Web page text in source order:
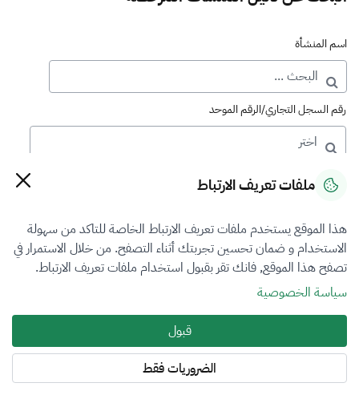
اسم المنشأة
رقم السجل التجاري/الرقم الموحد
رقم الترخيص
التصنيف
VFR5
فرع التقييم
ملفات تعريف الارتباط
هذا الموقع يستخدم ملفات تعريف الارتباط الخاصة للتاكد من سهولة
الاستخدام و ضمان تحسين تجربتك أثناء التصفح. من خلال الاستمرار في
تصفح هذا الموقع, فانك تقر بقبول استخدام ملفات تعريف الارتباط.
سياسة الخصوصية
قبول
الضروريات فقط